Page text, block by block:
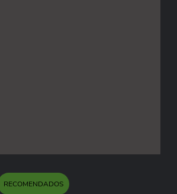
RECOMENDADOS